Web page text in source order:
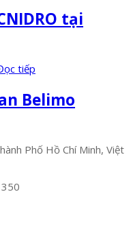
tại
tiếp
Belimo
Phố Hồ Chí Minh, Việt